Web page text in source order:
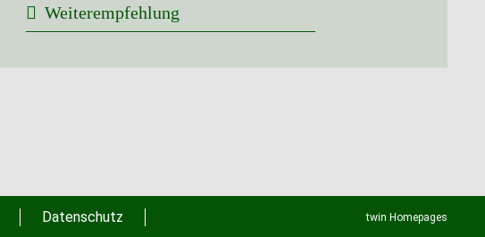
Weiterempfehlung
Datenschutz twin Homepages